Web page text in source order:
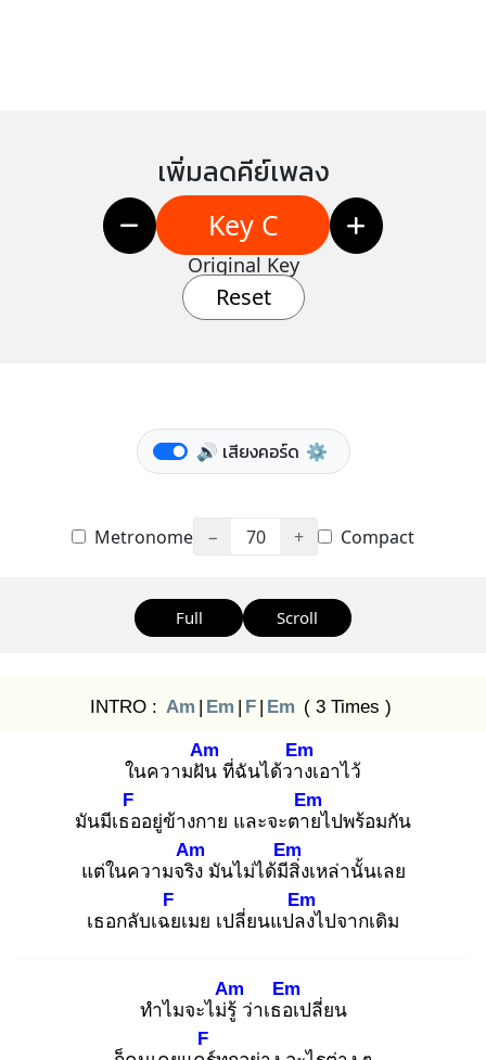
เพิ่มลดคีย์เพลง
Key C
Original Key
Reset
🔊 เสียงคอร์ด ⚙️
Metronome − 70 + Compact
Full Scroll
INTRO : Am | Em | F | Em ( 3 Times )
ในความฝัน
Am
ที่ฉันได้วาง
Em
เอาไว้
มันมีเธอ
F
อยู่ข้างกาย และจะตาย
Em
ไปพร้อมกัน
แต่ในความจริง
Am
มันไม่ได้มีสิ่
Em
งเหล่านั้นเลย
เธอกลับเฉย
F
เมย เปลี่ยนแปลง
Em
ไปจากเดิม
ทำไมจะไม่รู้
Am
ว่าเธอเ
Em
ปลี่ยน
F